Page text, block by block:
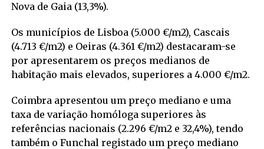
Nova de Gaia (13,3%).
Os municípios de Lisboa (5.000 €/m2), Cascais
(4.713 €/m2) e Oeiras (4.361 €/m2) destacaram-se
por apresentarem os preços medianos de
habitação mais elevados, superiores a 4.000 €/m2.
Coimbra apresentou um preço mediano e uma
taxa de variação homóloga superiores às
referências nacionais (2.296 €/m2 e 32,4%), tendo
também o Funchal registado um preço mediano